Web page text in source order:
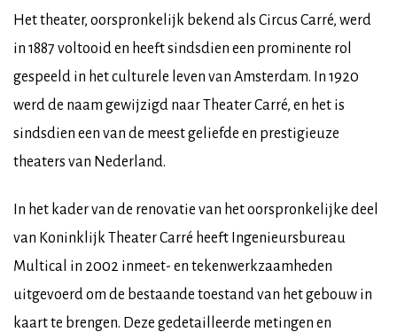
Het theater, oorspronkelijk bekend als Circus Carré, werd
in 1887 voltooid en heeft sindsdien een prominente rol
gespeeld in het culturele leven van Amsterdam. In 1920
werd de naam gewijzigd naar Theater Carré, en het is
sindsdien een van de meest geliefde en prestigieuze
theaters van Nederland.
In het kader van de renovatie van het oorspronkelijke deel
van Koninklijk Theater Carré heeft Ingenieursbureau
Multical in 2002 inmeet- en tekenwerkzaamheden
uitgevoerd om de bestaande toestand van het gebouw in
kaart te brengen. Deze gedetailleerde metingen en